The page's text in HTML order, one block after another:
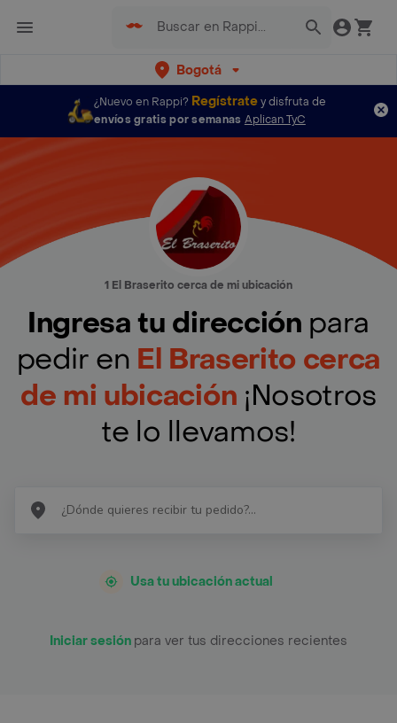
Bogotá
¿Nuevo en Rappi? Regístratey disfruta de
envíos gratis por semanas Aplican TyC
1 El Braserito cerca de mi ubicación
Ingresa tu dirección para
pedir en El Braserito cerca
de mi ubicación ¡Nosotros
te lo llevamos!
Usa tu ubicación actual
Iniciar sesión para ver tus direcciones recientes